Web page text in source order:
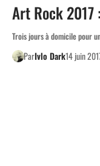
Art Rock 2017
Trois jours à domicile pour
ParIvlo Dark14 juin